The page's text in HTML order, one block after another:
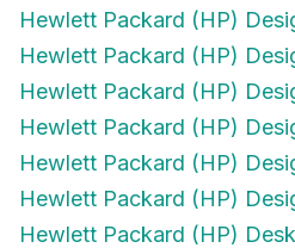
Hewlett Packard (HP)
Hewlett Packard (HP)
Hewlett Packard (HP)
Hewlett Packard (HP)
Hewlett Packard (HP)
Hewlett Packard (HP)
Hewlett Packard (HP)